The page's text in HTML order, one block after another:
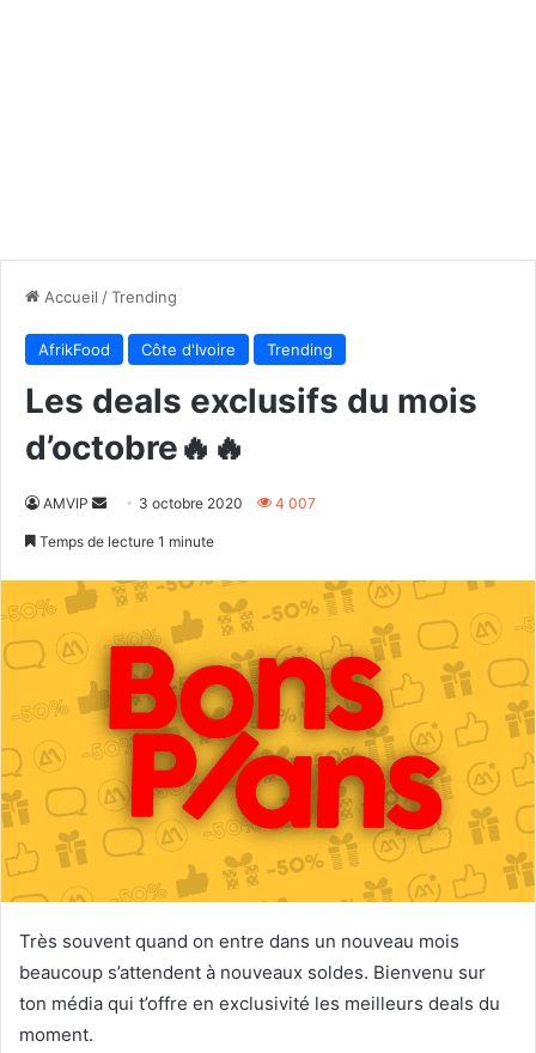
Accueil /Trending
AfrikFood Côte d'Ivoire Trending
Les deals exclusifs du mois
d’octobre🔥🔥
AMVIP
Envoyer3 octobre 2020 4 007
Temps de lecture 1 minute
Très souvent quand on entre dans un nouveau mois
beaucoup s’attendent à nouveaux soldes. Bienvenu sur
ton média qui t’offre en exclusivité les meilleurs deals du
moment.